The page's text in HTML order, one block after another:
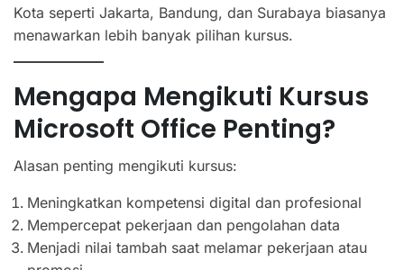
Kota seperti Jakarta, Bandung, dan Surabaya biasanya
menawarkan lebih banyak pilihan kursus.
Mengapa Mengikuti Kursus
Microsoft Office Penting?
Alasan penting mengikuti kursus:
Meningkatkan kompetensi digital dan profesional
Mempercepat pekerjaan dan pengolahan data
Menjadi nilai tambah saat melamar pekerjaan atau